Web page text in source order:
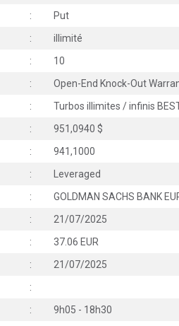
:
Put
:
illimité
:
10
:
Open-End Knock-Out
:
Turbos illimites / infinis
:
951,0940 $
:
941,1000
:
Leveraged
:
GOLDMAN SACHS BANK
:
21/07/2025
:
37.06 EUR
:
21/07/2025
:
:
9h05 - 18h30